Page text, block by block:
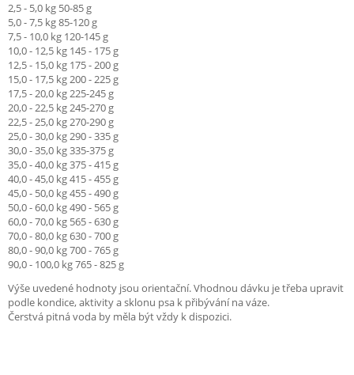
2,5 - 5,0 kg 50-85 g
5,0 - 7,5 kg 85-120 g
7,5 - 10,0 kg 120-145 g
10,0 - 12,5 kg 145 - 175 g
12,5 - 15,0 kg 175 - 200 g
15,0 - 17,5 kg 200 - 225 g
17,5 - 20,0 kg 225-245 g
20,0 - 22,5 kg 245-270 g
22,5 - 25,0 kg 270-290 g
25,0 - 30,0 kg 290 - 335 g
30,0 - 35,0 kg 335-375 g
35,0 - 40,0 kg 375 - 415 g
40,0 - 45,0 kg 415 - 455 g
45,0 - 50,0 kg 455 - 490 g
50,0 - 60,0 kg 490 - 565 g
60,0 - 70,0 kg 565 - 630 g
70,0 - 80,0 kg 630 - 700 g
80,0 - 90,0 kg 700 - 765 g
90,0 - 100,0 kg 765 - 825 g
Výše uvedené hodnoty jsou orientační. Vhodnou dávku je třeba upravit
podle kondice, aktivity a sklonu psa k přibývání na váze.
Čerstvá pitná voda by měla být vždy k dispozici.